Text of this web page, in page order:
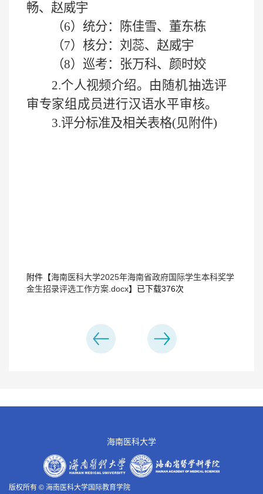
畅、赵威宇
（6）统分：陈佳雪、董东栋
（7）核分：刘蕊、赵威宇
（8）巡考：张万科、颜时姣
2.个人视频介绍。 由 随机抽选评
审专家组成员进行汉语水平审核。
3.评分标准及相关表格(见附件)
附件【海南医科大学2025年海南省政府国际学生本科奖学
金生招录评选工作方案.docx】已下载376次
海南医科大学
版权所有 © 海南医科大学国际教育学院